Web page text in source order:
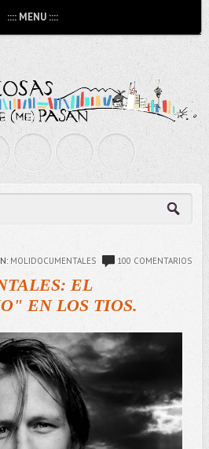
:::: MENU ::::
MOLIDOCUMENTALES 100 COMENTARIOS
EL
EN LOS TIOS.